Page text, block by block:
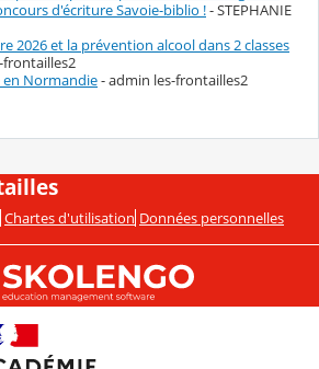
d'écriture Savoie-biblio !- STEPHANIE
2026 et la prévention alcool dans 2 classes
frontailles2
Normandie- admin les-frontailles2
Chartes d'utilisation Données personnelles